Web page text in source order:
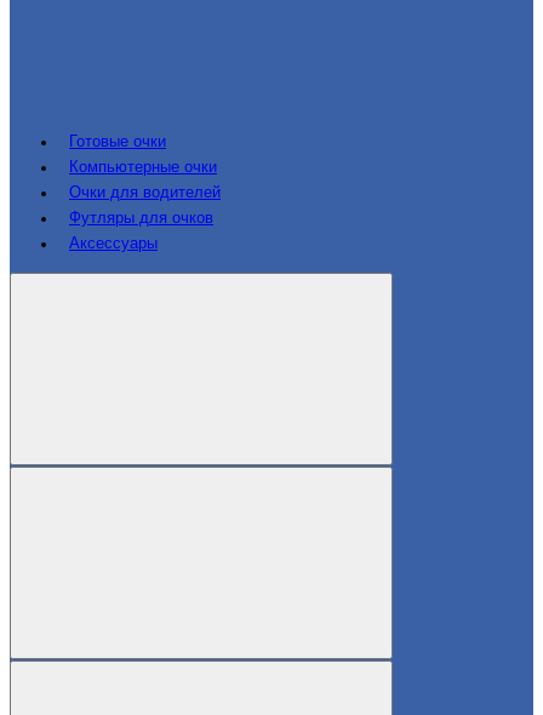
Готовые очки
Компьютерные очки
Очки для водителей
Футляры для очков
Аксессуары